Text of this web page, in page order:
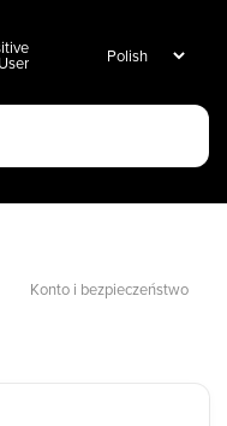
User
Konto i bezpieczeństwo